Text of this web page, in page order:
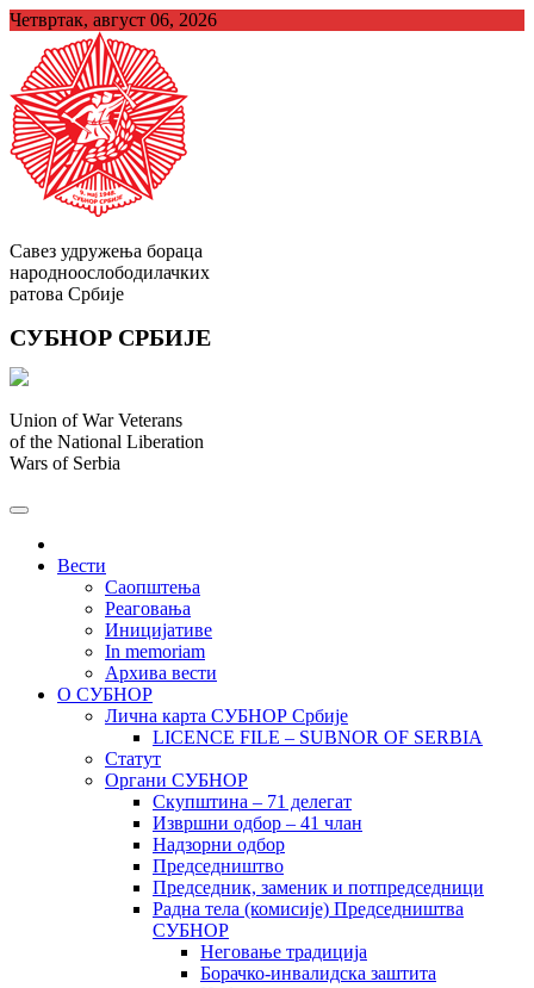
Skip
content
Четвртак, август 06, 2026
Савез удружења бораца
народноослободилачких
ратова Србије
СУБНОР СРБИЈЕ
Union of War Veterans
of the National Liberation
Wars of Serbia
Вести
Саопштења
Реаговања
Иницијативе
In memoriam
Архива вести
О СУБНОР
Лична карта СУБНОР Србије
LICENCE FILE – SUBNOR OF SERBIA
Статут
Органи СУБНОР
Скупштина – 71 делегат
Извршни одбор – 41 члан
Надзорни одбор
Председништво
Председник, заменик и потпредседници
Радна тела (комисије) Председништва
СУБНОР
Неговање традиција
Борачко-инвалидска заштита